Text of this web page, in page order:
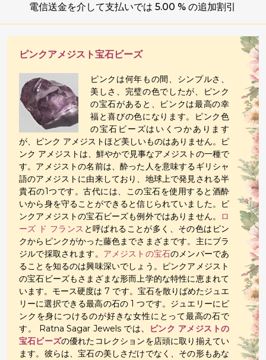
電信送金を介して支払いでは 5.00 % の追加割引
ピンクアメジスト宝石ビーズ
ピンクは何年もの間、シンプルさ、
美しさ、完璧の色でしたが、ピンク
の宝石があると、ピンクは最高の幸
福と喜びの色になります。ピンク色
の宝石ビーズはいくつかあります
が、ピンク アメジストほど美しいものはありません。ピ
ンク アメジストは、鮮やかで見事なアメジストの一種で
す。アメジストの名前は、酔った人を意味するギリシャ
語のアメジストに由来しており、地球上で発見される半
貴石の1つです。古代には、この宝石を使用すると酒酔
いから身を守ることができると信じられていました。ピ
ンクアメジストの宝石ビーズも例外ではありません。
ロ
ーズ ド フランス と呼ばれることが多く、その色はピン
クからピンクがかった藤色までさまざまです。主にブラ
ジルで採取されます。 アメジストの宝石のメンバーであ
ることを知るのは興味深いでしょう。ピンクアメジスト
の宝石ビーズもさまざまな形而上学的な特性に恵まれて
います。モース硬度は 7 です。宝石を散りばめたジュエ
リーに選択できる最高の石の 1 つです。ジュエリーにピ
ンクを身につけるのが好きな女性にとって最高の石で
す。 Ratna Sagar Jewels では、ピンク アメジストの
宝石ビーズの優れたコレクションを店頭に取り揃えてい
ます。彼らは、宝石の美しさだけでなく、その形もあな